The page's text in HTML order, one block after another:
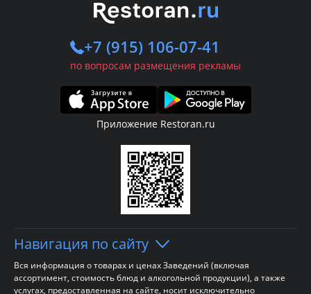
+7 (915) 106-07-41
по вопросам размещения рекламы
Приложение Restoran.ru
Навигация по сайту
Вся информация о товарах и ценах Заведений (включая
ассортимент, стоимость блюд и алкогольной продукции), а также
услугах, предоставленная на сайте, носит исключительно